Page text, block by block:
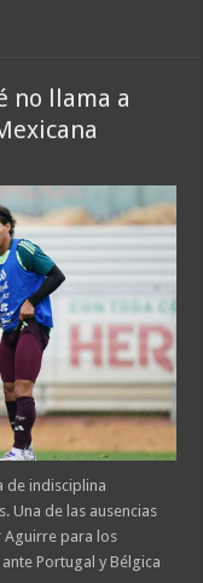
no llama a
de indisciplina
Una de las ausencias
Aguirre para los
Portugal y Bélgica